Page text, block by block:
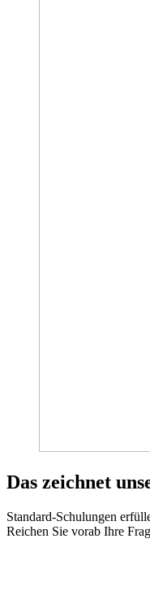
Das zeichnet
Standard-Schulungen
Reichen Sie vorab Ihre